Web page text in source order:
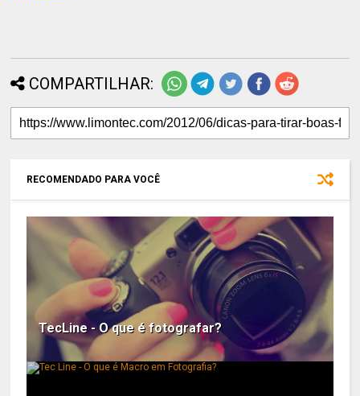
COMPARTILHAR:
RECOMENDADO PARA VOCÊ
TecLine - O que é fotografar?